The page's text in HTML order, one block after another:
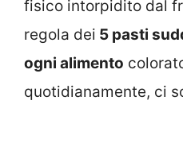
fisico intorpidito dal
regola dei 5 pasti
ogni alimento
quotidianamente, ci